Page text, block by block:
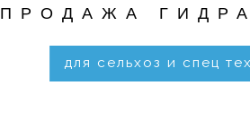
ПРОДАЖА
для сельхоз и спец